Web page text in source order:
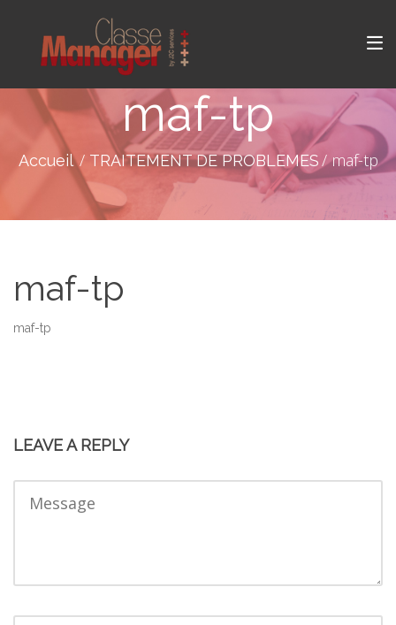
maf-tp
Accueil TRAITEMENT DE PROBLEMES maf-tp
maf-tp
maf-tp
LEAVE A REPLY